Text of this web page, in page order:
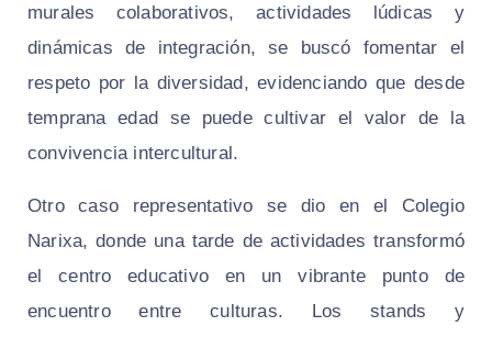
murales colaborativos, actividades lúdicas y
dinámicas de integración, se buscó fomentar el
respeto por la diversidad, evidenciando que desde
temprana edad se puede cultivar el valor de la
convivencia intercultural.
Otro caso representativo se dio en el Colegio
Narixa, donde una tarde de actividades transformó
el centro educativo en un vibrante punto de
encuentro entre culturas. Los stands y